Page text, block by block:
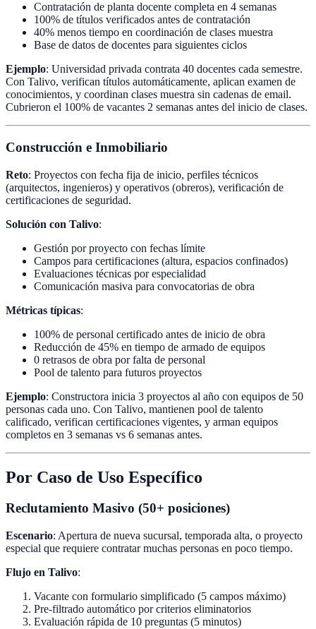
Contratación de planta docente completa en 4 semanas
100% de títulos verificados antes de contratación
40% menos tiempo en coordinación de clases muestra
Base de datos de docentes para siguientes ciclos
Ejemplo: Universidad privada contrata 40 docentes cada semestre.
Con Talivo, verifican títulos automáticamente, aplican examen de
conocimientos, y coordinan clases muestra sin cadenas de email.
Cubrieron el 100% de vacantes 2 semanas antes del inicio de clases.
Construcción e Inmobiliario
Reto: Proyectos con fecha fija de inicio, perfiles técnicos
(arquitectos, ingenieros) y operativos (obreros), verificación de
certificaciones de seguridad.
Solución con Talivo:
Gestión por proyecto con fechas límite
Campos para certificaciones (altura, espacios confinados)
Evaluaciones técnicas por especialidad
Comunicación masiva para convocatorias de obra
Métricas típicas:
100% de personal certificado antes de inicio de obra
Reducción de 45% en tiempo de armado de equipos
0 retrasos de obra por falta de personal
Pool de talento para futuros proyectos
Ejemplo: Constructora inicia 3 proyectos al año con equipos de 50
personas cada uno. Con Talivo, mantienen pool de talento
calificado, verifican certificaciones vigentes, y arman equipos
completos en 3 semanas vs 6 semanas antes.
Por Caso de Uso Específico
Reclutamiento Masivo (50+ posiciones)
Escenario: Apertura de nueva sucursal, temporada alta, o proyecto
especial que requiere contratar muchas personas en poco tiempo.
Flujo en Talivo:
Vacante con formulario simplificado (5 campos máximo)
Pre-filtrado automático por criterios eliminatorios
Evaluación rápida de 10 preguntas (5 minutos)